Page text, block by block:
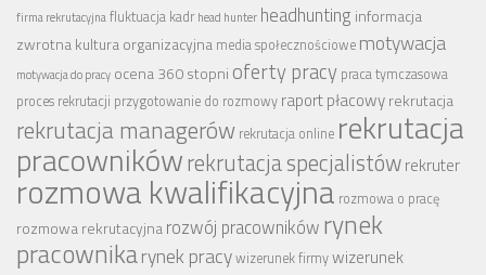
firma rekrutacyjnafluktuacja kadr head hunter headhunting informacja
zwrotnakultura organizacyjna media społecznościowe motywacja
motywacja do pracy ocena 360 stopni oferty pracy praca tymczasowa
proces rekrutacji przygotowanie do rozmowy raport płacowyrekrutacja
rekrutacja managerów rekrutacja online rekrutacja
pracownikówrekrutacja specjalistówrekruter
rozmowa kwalifikacyjna rozmowa o pracę
rozmowa rekrutacyjnarozwój pracowników rynek
pracownikarynek pracywizerunek firmywizerunek